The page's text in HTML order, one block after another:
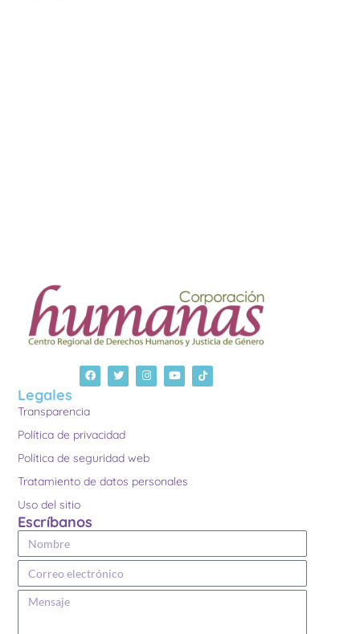
Legales
Transparencia
Política de privacidad
Política de seguridad web
Tratamiento de datos personales
Uso del sitio
Escríbanos